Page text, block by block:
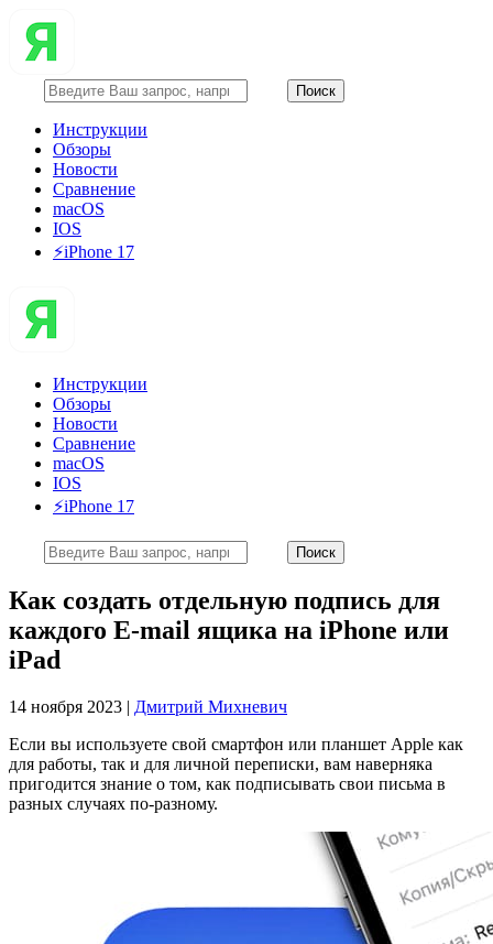
Инструкции
Обзоры
Новости
Сравнение
macOS
IOS
⚡️iPhone 17
Инструкции
Обзоры
Новости
Сравнение
macOS
IOS
⚡️iPhone 17
Как создать отдельную подпись для
каждого E-mail ящика на iPhone или
iPad
14 ноября 2023 | Дмитрий Михневич
Если вы используете свой смартфон или планшет Apple как
для работы, так и для личной переписки, вам наверняка
пригодится знание о том, как подписывать свои письма в
разных случаях по-разному.